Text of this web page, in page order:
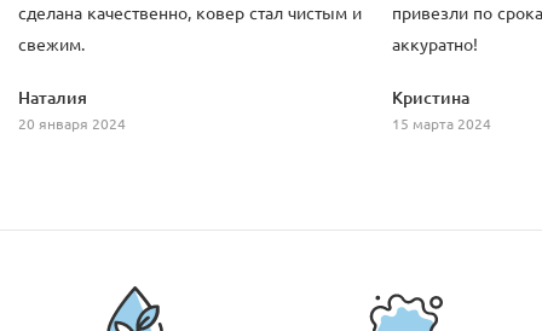
сделана качественно, ковер стал чистым и
свежим.
Наталия
20 января 2024
привезли по
аккуратно!
Кристина
15 марта 2024